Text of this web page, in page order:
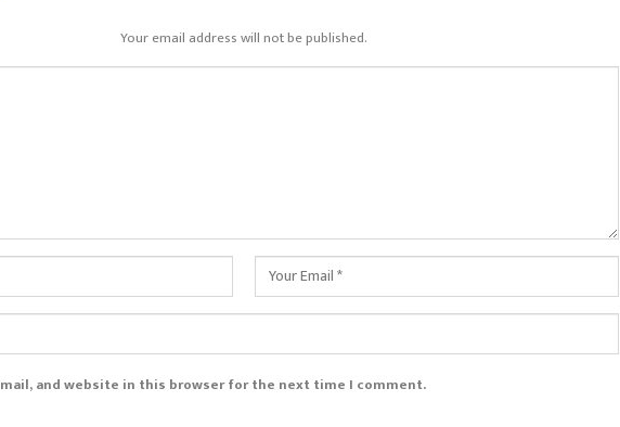
Your email address will not be published.
and website in this browser for the next time I comment.